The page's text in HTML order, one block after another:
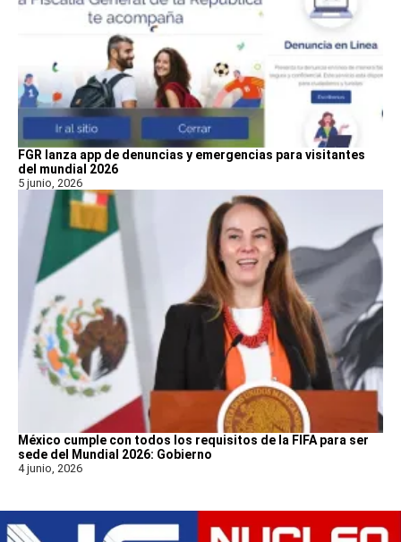
FGR lanza app de denuncias y emergencias para visitantes
del mundial 2026
5 junio, 2026
México cumple con todos los requisitos de la FIFA para ser
sede del Mundial 2026: Gobierno
4 junio, 2026